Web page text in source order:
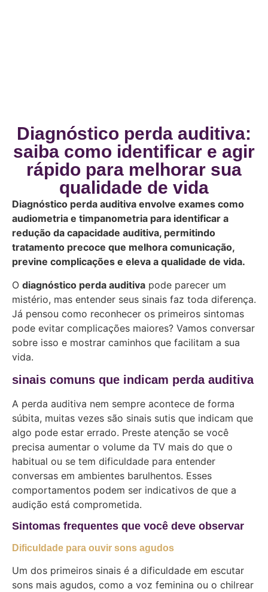
Diagnóstico perda auditiva:
saiba como identificar e agir
rápido para melhorar sua
qualidade de vida
Diagnóstico perda auditiva envolve exames como
audiometria e timpanometria para identificar a
redução da capacidade auditiva, permitindo
tratamento precoce que melhora comunicação,
previne complicações e eleva a qualidade de vida.
O diagnóstico perda auditiva pode parecer um
mistério, mas entender seus sinais faz toda diferença.
Já pensou como reconhecer os primeiros sintomas
pode evitar complicações maiores? Vamos conversar
sobre isso e mostrar caminhos que facilitam a sua
vida.
sinais comuns que indicam perda auditiva
A perda auditiva nem sempre acontece de forma
súbita, muitas vezes são sinais sutis que indicam que
algo pode estar errado. Preste atenção se você
precisa aumentar o volume da TV mais do que o
habitual ou se tem dificuldade para entender
conversas em ambientes barulhentos. Esses
comportamentos podem ser indicativos de que a
audição está comprometida.
Sintomas frequentes que você deve observar
Dificuldade para ouvir sons agudos
Um dos primeiros sinais é a dificuldade em escutar
sons mais agudos, como a voz feminina ou o chilrear